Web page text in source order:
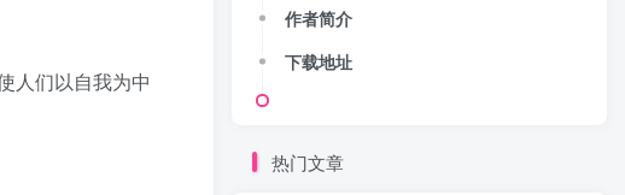
人们以自我为中
作者简介
下载地址
热门文章